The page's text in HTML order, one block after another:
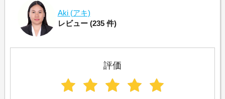
Aki (アキ)
レビュー (235 件)
評価